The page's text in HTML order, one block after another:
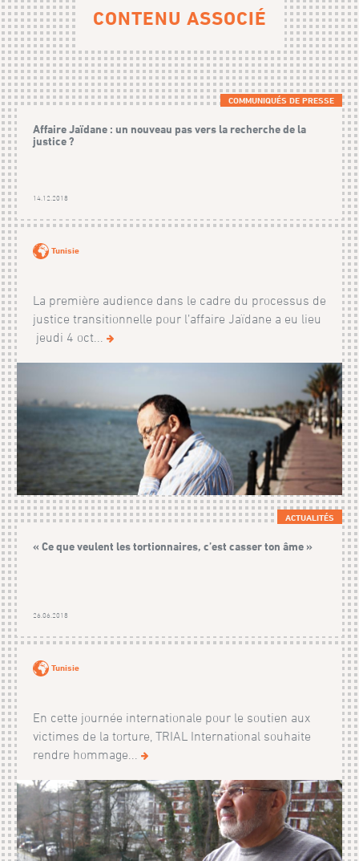
CONTENU ASSOCIÉ
COMMUNIQUÉS DE PRESSE
Affaire Jaïdane : un nouveau pas vers la recherche de la
justice ?
14.12.2018
Tunisie
La première audience dans le cadre du processus de
justice transitionnelle pour l’affaire Jaïdane a eu lieu
jeudi 4 oct...
ACTUALITÉS
« Ce que veulent les tortionnaires, c’est casser ton âme »
26.06.2018
Tunisie
En cette journée internationale pour le soutien aux
victimes de la torture, TRIAL International souhaite
rendre hommage...